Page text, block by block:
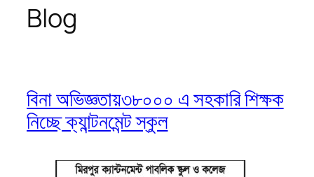
Blog
বিনা অভিজ্ঞতায়৩৮০০০ এ সহকারি শিক্ষক
নিচ্ছে ক্যান্টনমেন্ট স্কুল